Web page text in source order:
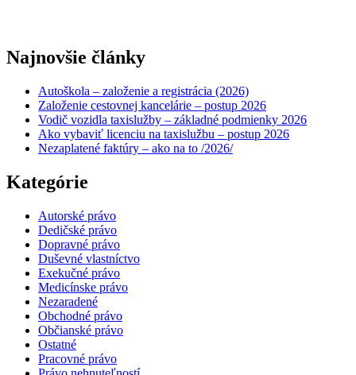
Najnovšie články
Autoškola – založenie a registrácia (2026)
Založenie cestovnej kancelárie – postup 2026
Vodič vozidla taxislužby – základné podmienky 2026
Ako vybaviť licenciu na taxislužbu – postup 2026
Nezaplatené faktúry – ako na to /2026/
Kategórie
Autorské právo
Dedičské právo
Dopravné právo
Duševné vlastníctvo
Exekučné právo
Medicínske právo
Nezaradené
Obchodné právo
Občianské právo
Ostatné
Pracovné právo